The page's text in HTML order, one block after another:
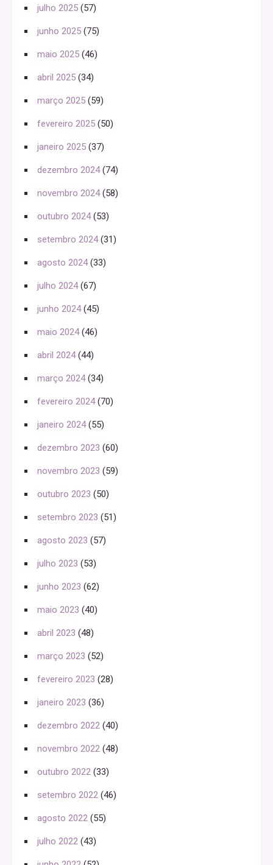
julho 2025 (57)
junho 2025 (75)
maio 2025 (46)
abril 2025 (34)
março 2025 (59)
fevereiro 2025 (50)
janeiro 2025 (37)
dezembro 2024(74)
novembro 2024(58)
outubro 2024(53)
setembro 2024(31)
agosto 2024(33)
julho 2024(67)
junho 2024(45)
maio 2024(46)
abril 2024(44)
março 2024(34)
fevereiro 2024(70)
janeiro 2024(55)
dezembro 2023 (60)
novembro 2023 (59)
outubro 2023 (50)
setembro 2023 (51)
agosto 2023 (57)
julho 2023 (53)
junho 2023 (62)
maio 2023 (40)
abril 2023 (48)
março 2023 (52)
fevereiro 2023 (28)
janeiro 2023 (36)
dezembro 2022 (40)
novembro 2022 (48)
outubro 2022 (33)
setembro 2022 (46)
agosto 2022 (55)
julho 2022 (43)